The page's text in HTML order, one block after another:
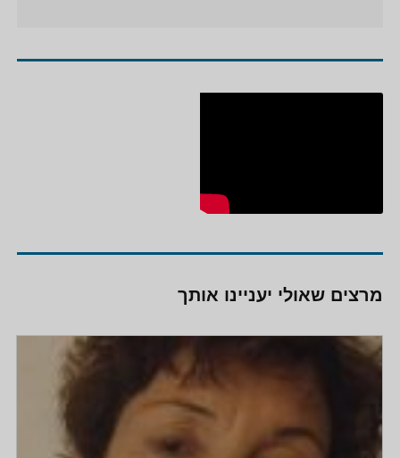
מרצים שאולי יעניינו אותך